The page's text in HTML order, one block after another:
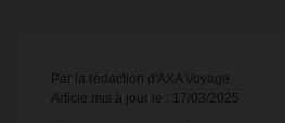
Par la rédaction d'AXA Voyage
Article mis à jour le : 17/03/2025